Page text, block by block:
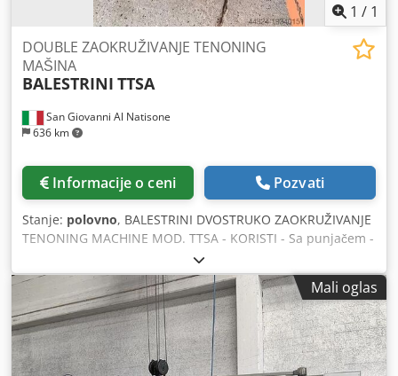
1 / 1
San Giovanni Al Natisone
636 km
DOUBLE ZAOKRUŽIVANJE TENONING
MAŠINA
BALESTRINI TTSA
Informacije o ceni Pozvati
Stanje: polovno, BALESTRINI DVOSTRUKO ZAOKRUŽIVANJE
TENONING MACHINE MOD. TTSA - KORISTI - Sa punjačem -
Kontrolna tabla - Min / mak radna dužina 240 / 1200 mm -
Maksimalna veličina čepa 100k30 mm - Proizvodnja po
satu: 1200 čepova (600 komada) - Rotacija rezača 9.000
obrtaja u minuti Dcsdpowrh N Dsfx Aanek - Ukupna
instalirana snaga 9 kV
Mali oglas